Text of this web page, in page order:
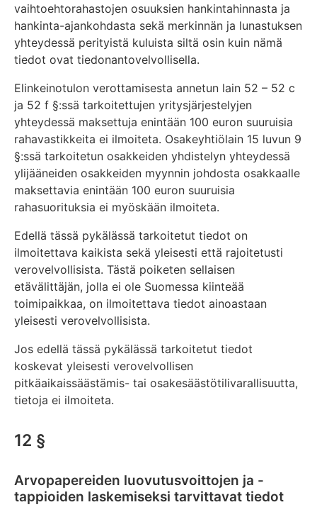
vaihtoehtorahastojen osuuksien hankintahinnasta ja
hankinta-ajankohdasta sekä merkinnän ja lunastuksen
yhteydessä perityistä kuluista siltä osin kuin nämä
tiedot ovat tiedonantovelvollisella.
Elinkeinotulon verottamisesta annetun lain 52 – 52 c
ja 52 f §:ssä tarkoitettujen yritysjärjestelyjen
yhteydessä maksettuja enintään 100 euron suuruisia
rahavastikkeita ei ilmoiteta. Osakeyhtiölain 15 luvun 9
§:ssä tarkoitetun osakkeiden yhdistelyn yhteydessä
ylijääneiden osakkeiden myynnin johdosta osakkaalle
maksettavia enintään 100 euron suuruisia
rahasuorituksia ei myöskään ilmoiteta.
Edellä tässä pykälässä tarkoitetut tiedot on
ilmoitettava kaikista sekä yleisesti että rajoitetusti
verovelvollisista. Tästä poiketen sellaisen
etävälittäjän, jolla ei ole Suomessa kiinteää
toimipaikkaa, on ilmoitettava tiedot ainoastaan
yleisesti verovelvollisista.
Jos edellä tässä pykälässä tarkoitetut tiedot
koskevat yleisesti verovelvollisen
pitkäaikaissäästämis- tai osakesäästötilivarallisuutta,
tietoja ei ilmoiteta.
12 §
Arvopapereiden luovutusvoittojen ja -
tappioiden laskemiseksi tarvittavat tiedot